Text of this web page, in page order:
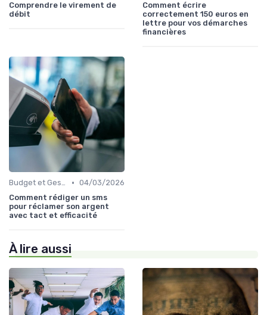
Comprendre le virement de
débit
Comment écrire
correctement 150 euros en
lettre pour vos démarches
financières
Budget et Gestion des Finances Personnelles • 04/03/2026
Comment rédiger un sms
pour réclamer son argent
avec tact et efficacité
À lire aussi